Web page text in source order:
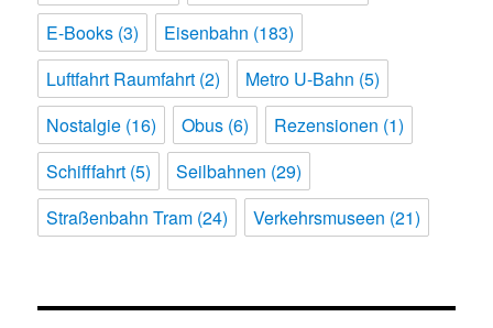
E-Books (3) Eisenbahn (183)
Luftfahrt Raumfahrt (2) Metro U-Bahn (5)
Nostalgie (16) Obus (6) Rezensionen (1)
Schifffahrt (5) Seilbahnen (29)
Straßenbahn Tram (24) Verkehrsmuseen (21)